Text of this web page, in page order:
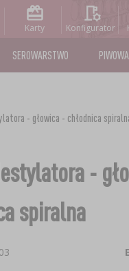
Karty Konfigurator
SEROWARSTWO
- głowica - chłodnica
-
spiralna